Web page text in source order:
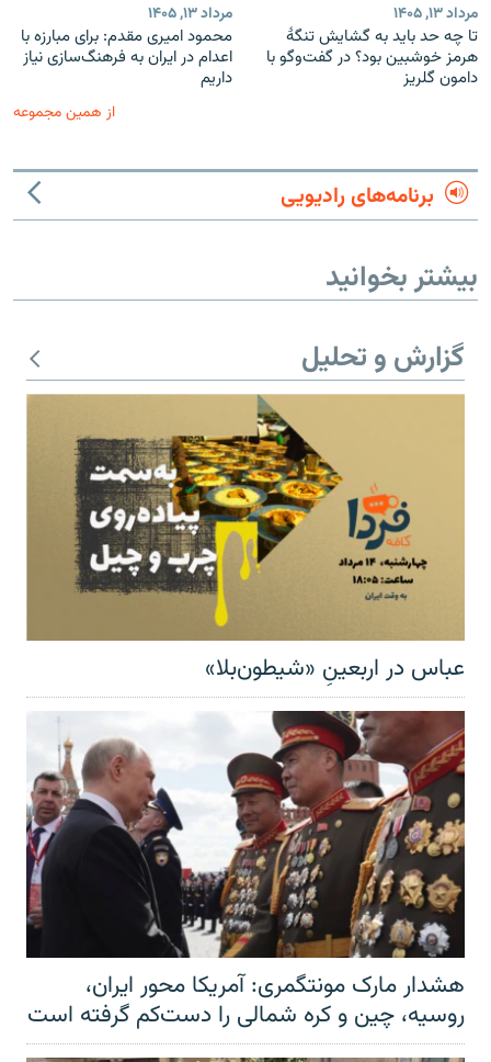
مرداد ۱۳, ۱۴۰۵
تا چه حد باید به گشایش تنگهٔ
هرمز خوشبین بود؟ در گفت‌وگو با
دامون گلریز
مرداد ۱۳, ۱۴۰۵
محمود امیری مقدم: برای مبارزه با
اعدام در ایران به فرهنگ‌سازی نیاز
داریم
از همین مجموعه
برنامه‌های رادیویی
بیشتر بخوانید
گزارش و تحلیل
عباس در اربعینِ «شیطون‌بلا»
هشدار مارک مونتگمری: آمریکا محور ایران،
روسیه، چین و کره شمالی را دست‌کم گرفته است